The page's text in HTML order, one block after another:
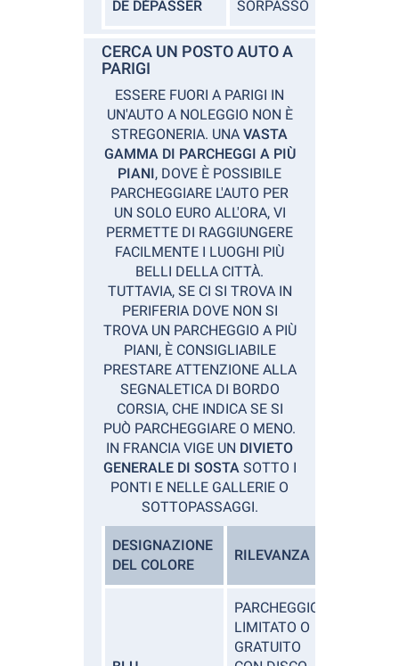
DE DÉPASSER
SORPASSO
CERCA UN POSTO AUTO A
PARIGI
ESSERE FUORI A PARIGI IN
UN'AUTO A NOLEGGIO NON È
STREGONERIA. UNA VASTA
GAMMA DI PARCHEGGI A PIÙ
PIANI, DOVE È POSSIBILE
PARCHEGGIARE L'AUTO PER
UN SOLO EURO ALL'ORA, VI
PERMETTE DI RAGGIUNGERE
FACILMENTE I LUOGHI PIÙ
BELLI DELLA CITTÀ.
TUTTAVIA, SE CI SI TROVA IN
PERIFERIA DOVE NON SI
TROVA UN PARCHEGGIO A PIÙ
PIANI, È CONSIGLIABILE
PRESTARE ATTENZIONE ALLA
SEGNALETICA DI BORDO
CORSIA, CHE INDICA SE SI
PUÒ PARCHEGGIARE O MENO.
IN FRANCIA VIGE UN DIVIETO
GENERALE DI SOSTASOTTO I
PONTI E NELLE GALLERIE O
SOTTOPASSAGGI.
DESIGNAZIONE
DEL COLORE
RILEVANZA
PARCHEGGIO
LIMITATO O
GRATUITO